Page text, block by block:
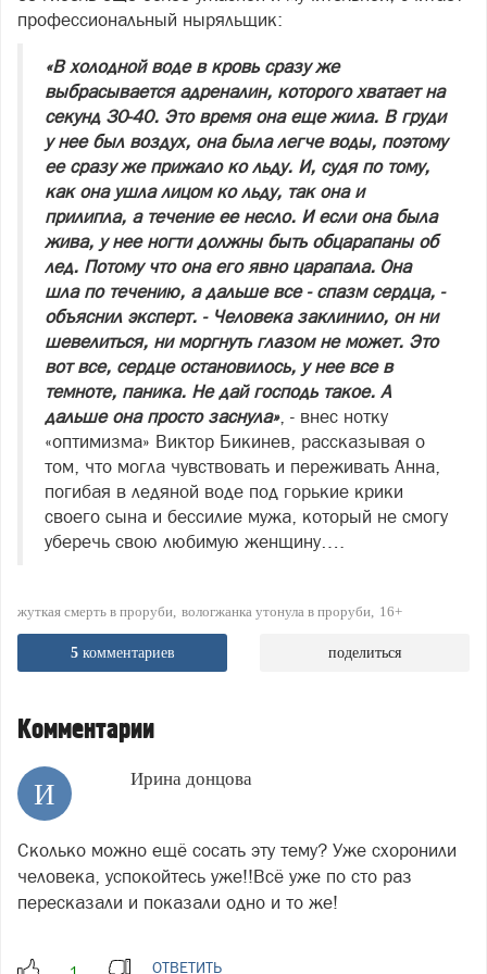
профессиональный ныряльщик:
«В холодной воде в кровь сразу же
выбрасывается адреналин, которого хватает на
секунд 30-40. Это время она еще жила. В груди
у нее был воздух, она была легче воды, поэтому
ее сразу же прижало ко льду. И, судя по тому,
как она ушла лицом ко льду, так она и
прилипла, а течение ее несло. И если она была
жива, у нее ногти должны быть обцарапаны об
лед. Потому что она его явно царапала. Она
шла по течению, а дальше все - спазм сердца, -
объяснил эксперт. - Человека заклинило, он ни
шевелиться, ни моргнуть глазом не может. Это
вот все, сердце остановилось, у нее все в
темноте, паника. Не дай господь такое. А
дальше она просто заснула», - внес нотку
«оптимизма» Виктор Бикинев, рассказывая о
том, что могла чувствовать и переживать Анна,
погибая в ледяной воде под горькие крики
своего сына и бессилие мужа, который не смогу
уберечь свою любимую женщину….
жуткая смерть в проруби вологжанка утонула в проруби 16+
5комментариев поделиться
Комментарии
И Ирина донцова
Сколько можно ещё сосать эту тему? Уже схоронили
человека, успокойтесь уже!!Всё уже по сто раз
пересказали и показали одно и то же!
ОТВЕТИТЬ